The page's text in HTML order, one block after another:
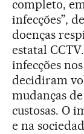
completo,
infecções”,
doenças
estatal
infecções
decidiram
mudanças
custosas. O
e na